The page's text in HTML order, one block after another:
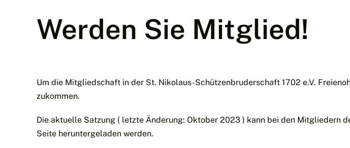
Werden Sie Mitglied!
Um die Mitgliedschaft in der St. Nikolaus-Schützenbruderschaft 1702 e.V.
zukommen.
Die aktuelle Satzung ( letzte Änderung: Oktober 2023 ) kann bei den Mitgliedern
Seite heruntergeladen werden.